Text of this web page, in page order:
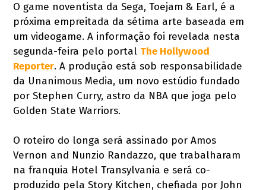
O game noventista da Sega, Toejam & Earl, é a
próxima empreitada da sétima arte baseada em
um videogame. A informação foi revelada nesta
segunda-feira pelo portal The Hollywood
Reporter. A produção está sob responsabilidade
da Unanimous Media, um novo estúdio fundado
por Stephen Curry, astro da NBA que joga pelo
Golden State Warriors.
O roteiro do longa será assinado por Amos
Vernon and Nunzio Randazzo, que trabalharam
na franquia Hotel Transylvania e será co-
produzido pela Story Kitchen, chefiada por John